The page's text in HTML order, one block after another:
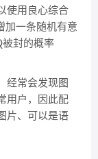
使用良心综合
加一条随机有意
被封的概率
经常会发现图
用户，因此配
片、可以是语